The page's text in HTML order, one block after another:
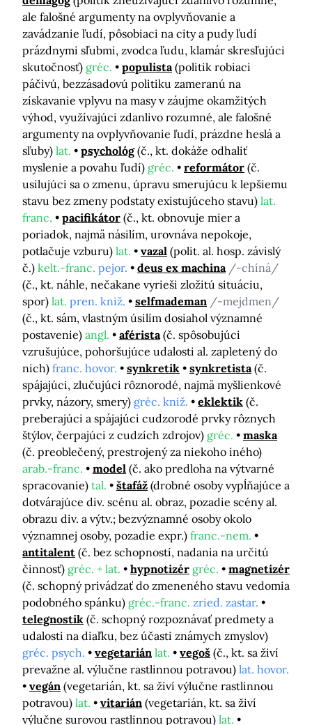
ale falošné argumenty na ovplyvňovanie a
zavádzanie ľudí, pôsobiaci na city a pudy ľudí
prázdnymi sľubmi, zvodca ľudu, klamár skresľujúci
skutočnosť) gréc. populista (politik robiaci
páčivú, bezzásadovú politiku zameranú na
získavanie vplyvu na masy v záujme okamžitých
výhod, využívajúci zdanlivo rozumné, ale falošné
argumenty na ovplyvňovanie ľudí, prázdne heslá a
sľuby) lat. psychológ (č., kt. dokáže odhaliť
myslenie a povahu ľudí) gréc. reformátor (č.
usilujúci sa o zmenu, úpravu smerujúcu k lepšiemu
stavu bez zmeny podstaty existujúceho stavu) lat.
franc.
pacifikátor (č., kt. obnovuje mier a
poriadok, najmä násilím, urovnáva nepokoje,
potlačuje vzburu) lat. vazal (polit. al. hosp. závislý
č.) kelt.-franc. pejor. deus ex machina /-chíná/
(č., kt. náhle, nečakane vyrieši zložitú situáciu,
spor) lat. pren. kniž. selfmademan /-mejdmen/
(č., kt. sám, vlastným úsilím dosiahol významné
postavenie) angl. aférista (č. spôsobujúci
vzrušujúce, pohoršujúce udalosti al. zapletený do
nich) franc. hovor. synkretik synkretista (č.
spájajúci, zlučujúci rôznorodé, najmä myšlienkové
prvky, názory, smery) gréc. kniž. eklektik (č.
preberajúci a spájajúci cudzorodé prvky rôznych
štýlov, čerpajúci z cudzích zdrojov) gréc.
maska
(č. preoblečený, prestrojený za niekoho iného)
arab.-franc.
model (č. ako predloha na výtvarné
spracovanie) tal. štafáž (drobné osoby vypĺňajúce a
dotvárajúce div. scénu al. obraz, pozadie scény al.
obrazu div. a výtv.; bezvýznamné osoby okolo
významnej osoby, pozadie expr.) franc.-nem.
antitalent (č. bez schopností, nadania na určitú
činnosť) gréc. + lat. hypnotizér gréc.
magnetizér
(č. schopný privádzať do zmeneného stavu vedomia
podobného spánku) gréc.-franc. zried. zastar.
telegnostik (č. schopný rozpoznávať predmety a
udalosti na diaľku, bez účasti známych zmyslov)
gréc. psych.
vegetarián lat. vegoš (č., kt. sa živí
prevažne al. výlučne rastlinnou potravou) lat. hovor.
vegán (vegetarián, kt. sa živí výlučne rastlinnou
potravou) lat. vitarián (vegetarián, kt. sa živí
výlučne surovou rastlinnou potravou) lat.